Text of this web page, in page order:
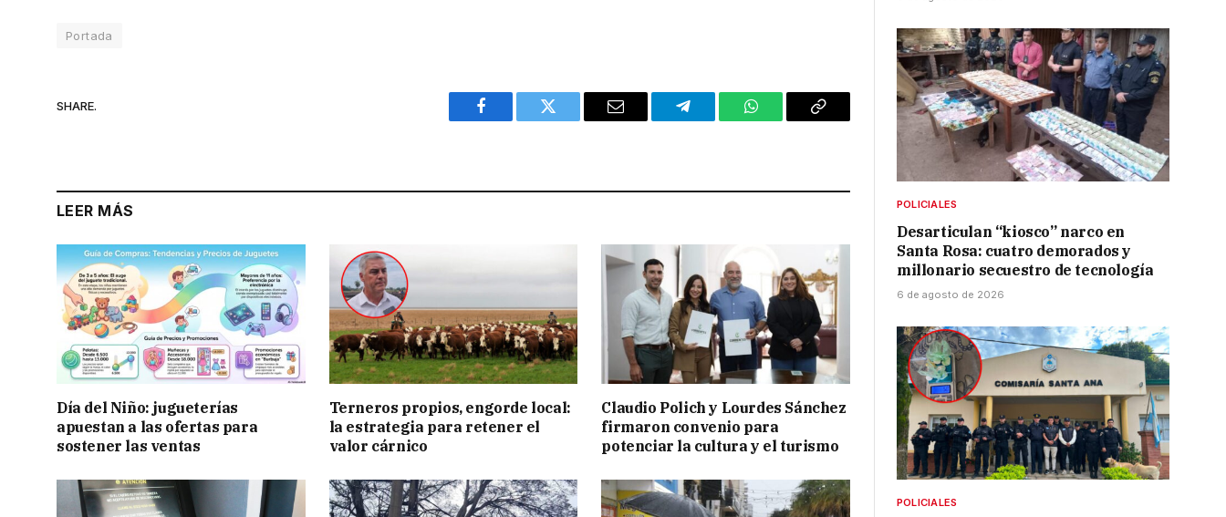
Portada
SHARE.
Facebook Twitter Email Telegram WhatsAppCopy
LEER MÁS
Día del Niño: jugueterías
apuestan a las ofertas para
sostener las ventas
Terneros propios, engorde local:
la estrategia para retener el
valor cárnico
Claudio Polich y Lourdes Sánchez
firmaron convenio para
potenciar la cultura y el turismo
POLICIALES
Desarticulan “kiosco” narco en
Santa Rosa: cuatro demorados y
millonario secuestro de tecnología
6 de agosto de 2026
POLICIALES